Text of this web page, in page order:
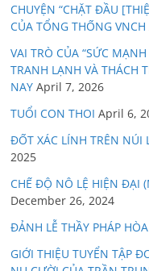
CHUYỆN “CHẶT ĐẦU
CỦA TỔNG THỐNG VNCH
VAI TRÒ CỦA “SỨC
TRANH LẠNH VÀ THÁCH
NAY April 7, 2026
TUỔI CON THOI April 6,
ĐỐT XÁC LÍNH TRÊN NÚI
2025
CHẾ ĐỘ NÔ LỆ HIỆN ĐẠI
December 26, 2024
ĐẢNH LỄ THẦY PHÁP HÒA
GIỚI THIỆU TUYỂN TẬP